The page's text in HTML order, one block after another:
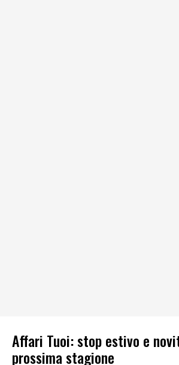
Affari Tuoi: stop estivo e
prossima stagione